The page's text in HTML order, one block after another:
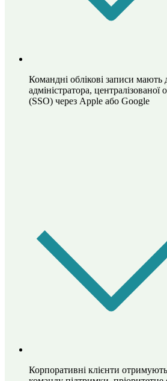
Командні облікові записи мають
адміністратора,
(SSO) через Apple або Google
Корпоративні клієнти